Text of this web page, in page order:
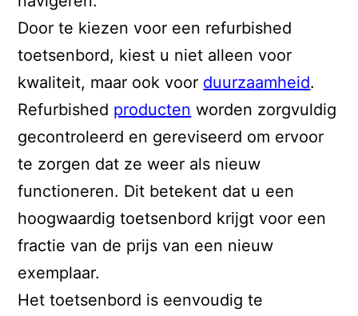
Door te kiezen voor een refurbished
toetsenbord, kiest u niet alleen voor
kwaliteit, maar ook voor duurzaamheid.
Refurbished producten worden zorgvuldig
gecontroleerd en gereviseerd om ervoor
te zorgen dat ze weer als nieuw
functioneren. Dit betekent dat u een
hoogwaardig toetsenbord krijgt voor een
fractie van de prijs van een nieuw
exemplaar.
Het toetsenbord is eenvoudig te